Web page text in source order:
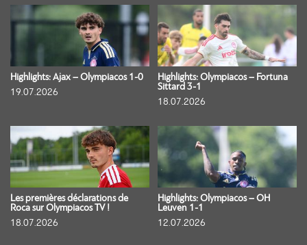
Highlights: Ajax – Olympiacos 1-0
19.07.2026
Highlights: Olympiacos – Fortuna
Sittard 3-1
18.07.2026
Les premières déclarations de
Roca sur Olympiacos TV !
18.07.2026
Highlights: Olympiacos – OH
Leuven 1-1
12.07.2026